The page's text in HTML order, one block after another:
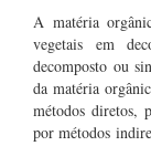
A matéria
vegetais em
decomposto ou
da matéria
métodos diretos,
por métodos